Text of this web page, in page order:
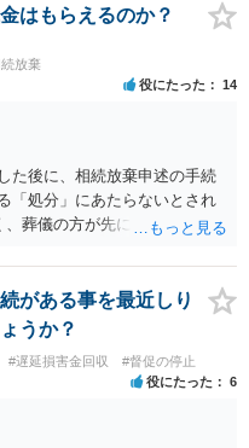
はもらえるのか？
放棄
役にたった 14
た後に、相続放棄申述の手続
「処分」にあたらないとされ
葬儀の方が先に来るのが通常
、葬儀費用ならいくらでもよ
会的儀式として当然認められ
です。 もし、相続人の皆さん
素な葬儀を行った費用であれ
められない可能性が高いの
高いと思います。
がある事を最近しり
うか？
#遅延損害金回収 #督促の停止
役にたった 6